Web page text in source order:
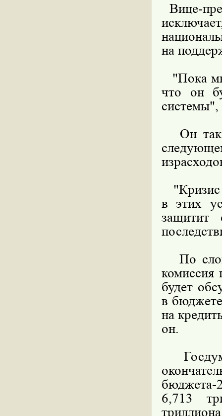
Вице-
на
"Пока
что он
системы",
Он
"Кризис
в этих
защитит
По
будет
в
на
он.
6,713